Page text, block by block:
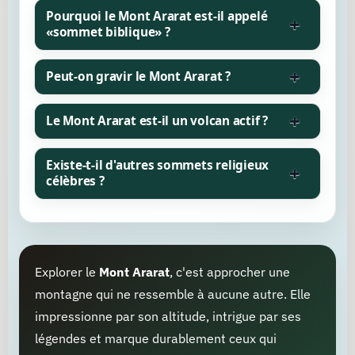
Pourquoi le Mont Ararat est-il appelé
«sommet biblique» ?
Peut-on gravir le Mont Ararat ?
Le Mont Ararat est-il un volcan actif ?
Existe-t-il d'autres sommets religieux
célèbres ?
Explorer le Mont Ararat, c'est approcher une
montagne qui ne ressemble à aucune autre. Elle
impressionne par son altitude, intrigue par ses
légendes et marque durablement ceux qui